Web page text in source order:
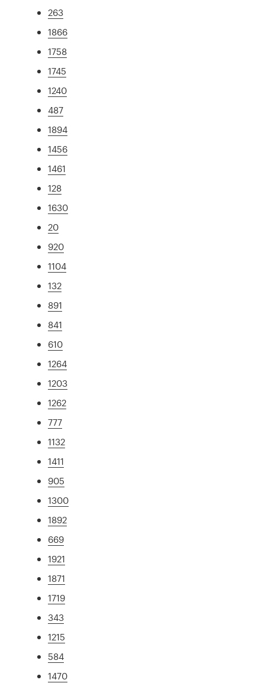
263
1866
1758
1745
1240
487
1894
1456
1461
128
1630
20
920
1104
132
891
841
610
1264
1203
1262
777
1132
1411
905
1300
1892
669
1921
1871
1719
343
1215
584
1470